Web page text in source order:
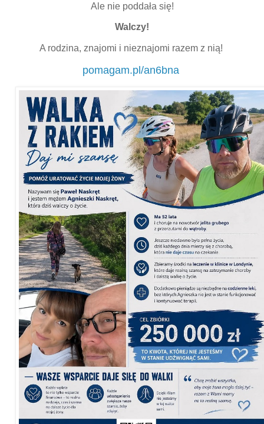
Ale nie poddała się!
Walczy!
A rodzina, znajomi i nieznajomi razem z nią!
pomagam.pl/an6bna